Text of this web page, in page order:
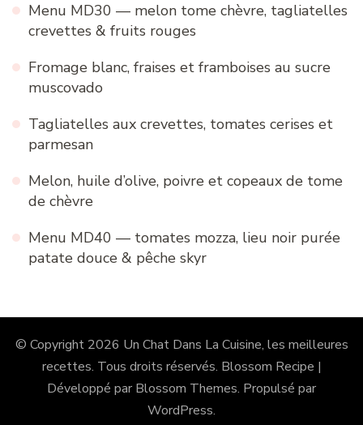
Menu MD30 — melon tome chèvre, tagliatelles
crevettes & fruits rouges
Fromage blanc, fraises et framboises au sucre
muscovado
Tagliatelles aux crevettes, tomates cerises et
parmesan
Melon, huile d’olive, poivre et copeaux de tome
de chèvre
Menu MD40 — tomates mozza, lieu noir purée
patate douce & pêche skyr
© Copyright 2026 Un Chat Dans La Cuisine, les meilleures
recettes. Tous droits réservés. Blossom Recipe |
Développé par Blossom Themes. Propulsé par
WordPress.